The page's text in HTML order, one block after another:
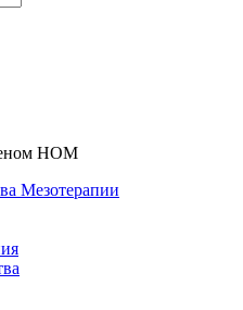
НОМ
Мезотерапии